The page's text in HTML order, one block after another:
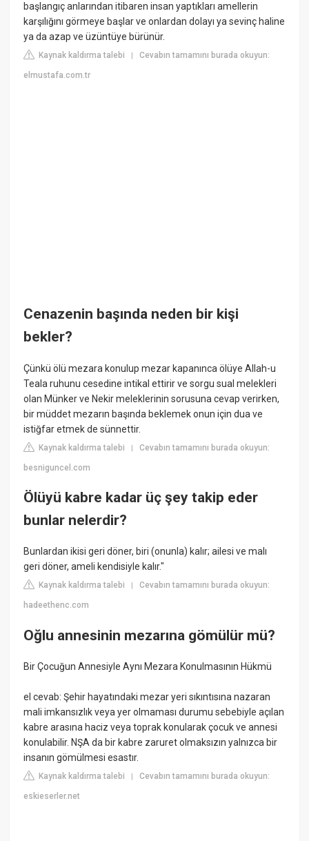
başlangıç anlarından itibaren insan yaptıkları amellerin
karşılığını görmeye başlar ve onlardan dolayı ya sevinç haline
ya da azap ve üzüntüye bürünür.
Kaynak kaldırma talebi |Cevabın tamamını burada okuyun:
elmustafa.com.tr
Cenazenin başında neden bir kişi
bekler?
Çünkü ölü mezara konulup mezar kapanınca ölüye Allah-u
Teala ruhunu cesedine intikal ettirir ve sorgu sual melekleri
olan Münker ve Nekir meleklerinin sorusuna cevap verirken,
bir müddet mezarın başında beklemek onun için dua ve
istiğfar etmek de sünnettir.
Kaynak kaldırma talebi |Cevabın tamamını burada okuyun:
besniguncel.com
Ölüyü kabre kadar üç şey takip eder
bunlar nelerdir?
Bunlardan ikisi geri döner, biri (onunla) kalır; ailesi ve malı
geri döner, ameli kendisiyle kalır."
Kaynak kaldırma talebi |Cevabın tamamını burada okuyun:
hadeethenc.com
Oğlu annesinin mezarına gömülür mü?
Bir Çocuğun Annesiyle Aynı Mezara Konulmasının Hükmü
el cevab: Şehir hayatındaki mezar yeri sıkıntısına nazaran
mali imkansızlık veya yer olmaması durumu sebebiyle açılan
kabre arasına haciz veya toprak konularak çocuk ve annesi
konulabilir. NŞA da bir kabre zaruret olmaksızın yalnızca bir
insanın gömülmesi esastır.
Kaynak kaldırma talebi |Cevabın tamamını burada okuyun:
eskieserler.net